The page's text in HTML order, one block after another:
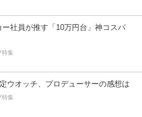
ー社員が推す「10万円台」神コスパ
特集
ウオッチ、プロデューサーの感想は
特集